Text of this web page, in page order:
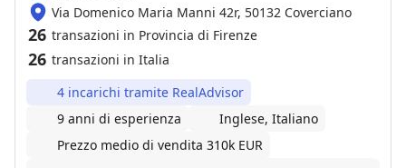
Via Domenico Maria Manni 42r, 50132 Coverciano
26 transazioni in Provincia di Firenze
26 transazioni in Italia
4 incarichi tramite RealAdvisor
9 anni di esperienza
Inglese, Italiano
Prezzo medio di vendita 310k EUR